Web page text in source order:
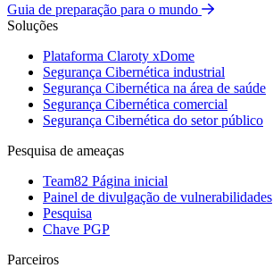
Guia de preparação para o mundo
Soluções
Plataforma Claroty xDome
Segurança Cibernética industrial
Segurança Cibernética na área de saúde
Segurança Cibernética comercial
Segurança Cibernética do setor público
Pesquisa de ameaças
Team82 Página inicial
Painel de divulgação de vulnerabilidades
Pesquisa
Chave PGP
Parceiros